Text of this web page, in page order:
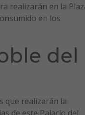
realizarán en la
en los
del
que realizarán la
de este Palacio del